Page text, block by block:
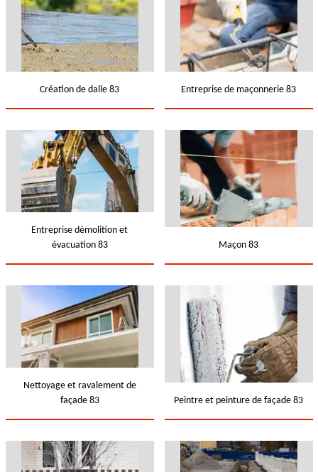
Création de dalle 83 Entreprise de maçonnerie 83
Entreprise démolition et
évacuation 83
Maçon 83
Nettoyage et ravalement de
façade 83
Peintre et peinture de façade 83